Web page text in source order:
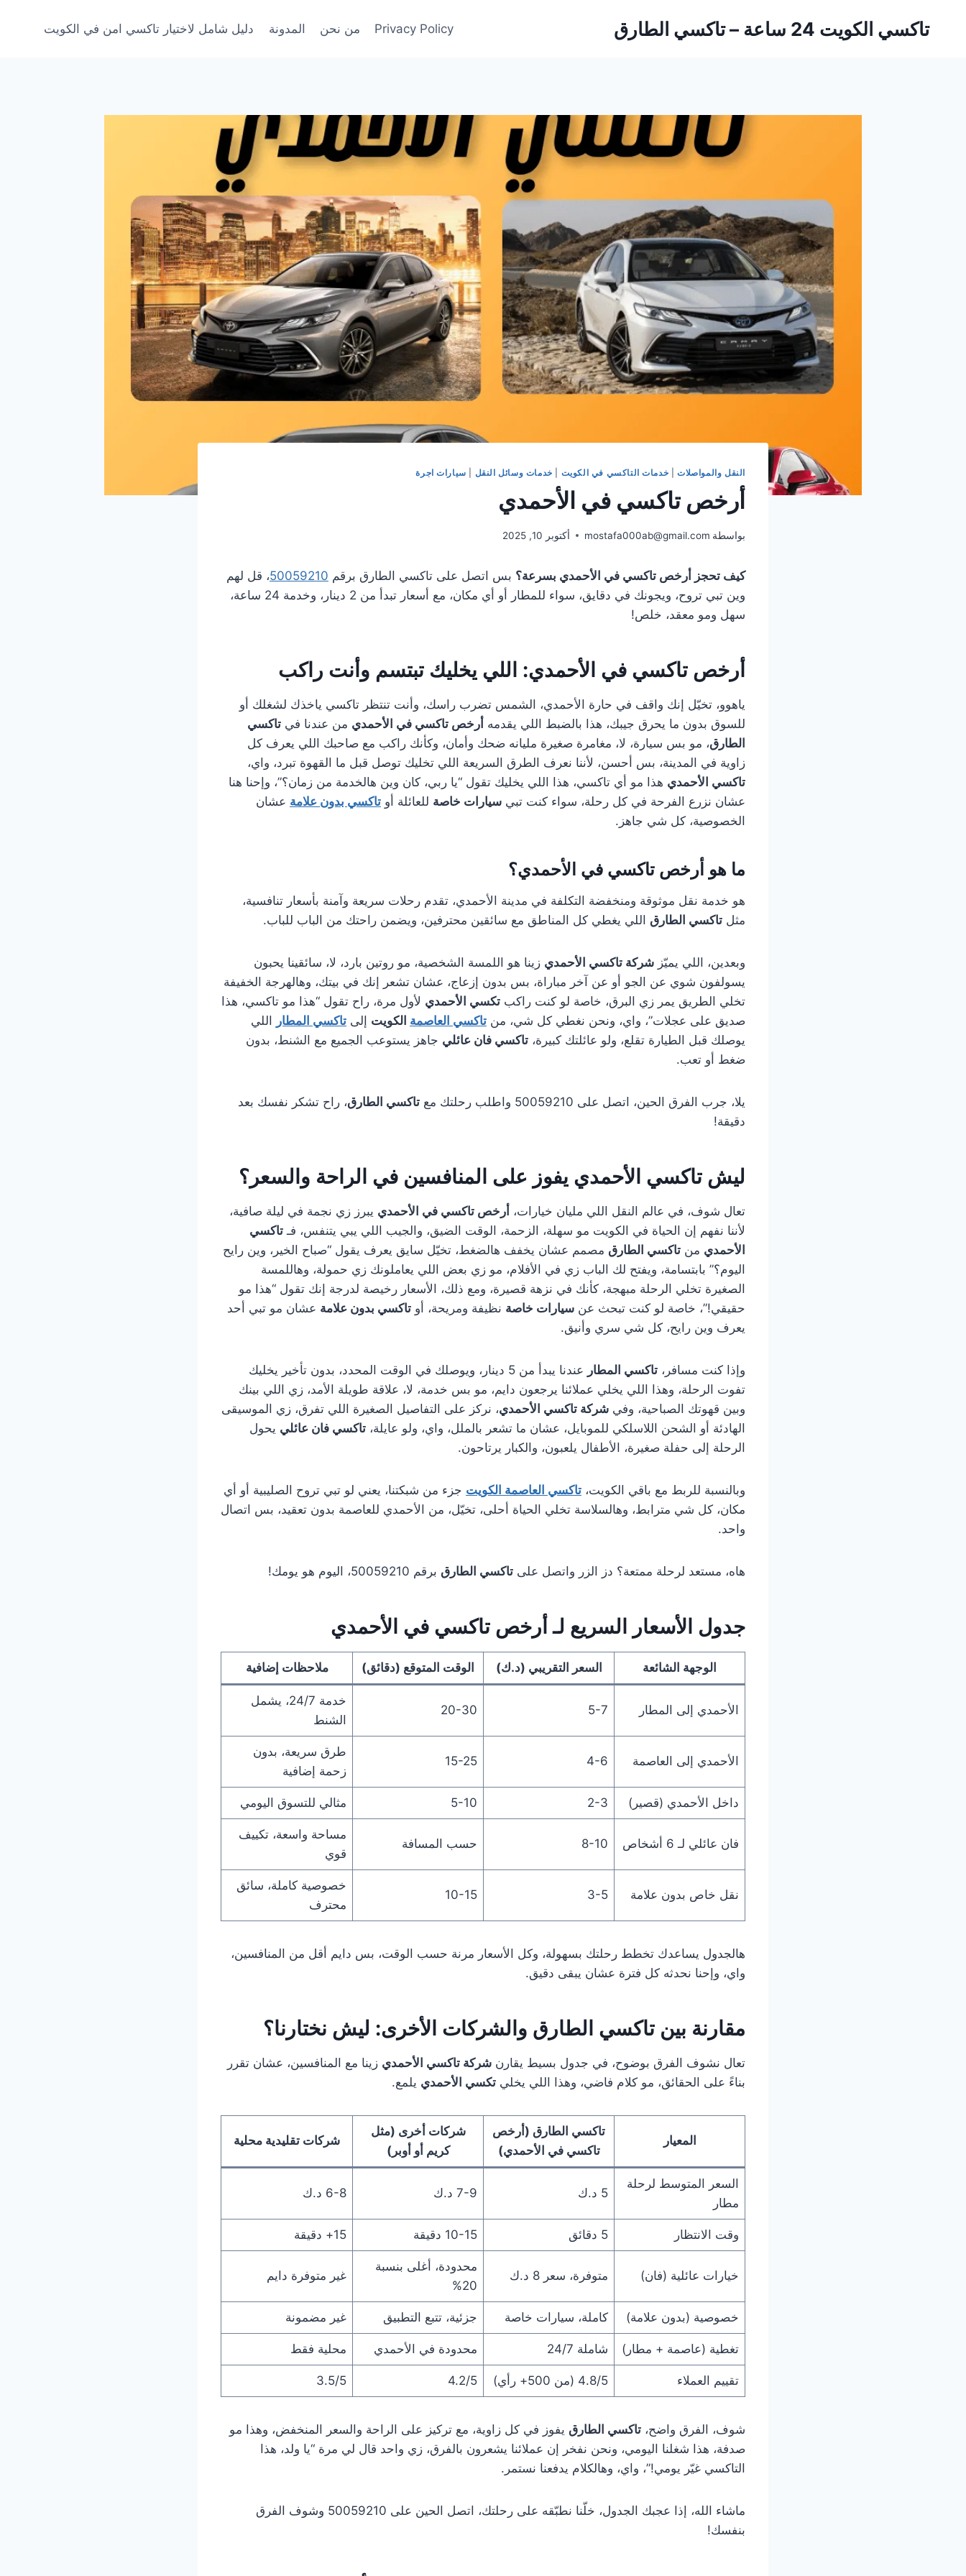
تاكسي الكويت 24 ساعة – تاكسي الطارق Privacy Policy من نحن المدونة دليل شامل لاختيار تاكسي امن في الكويت
النقل والمواصلات| خدمات التاكسي في الكويت خدمات وسائل النقل سيارات اجرة
أرخص تاكسي في الأحمدي
بواسطة mostafa000ab@gmail.com أكتوبر 10, 2025
كيف تحجز أرخص تاكسي في الأحمدي بسرعة؟ بس اتصل على تاكسي الطارق برقم 50059210، قل لهم
وين تبي تروح، ويجونك في دقايق، سواء للمطار أو أي مكان، مع أسعار تبدأ من 2 دينار، وخدمة 24 ساعة،
سهل ومو معقد، خلص!
أرخص تاكسي في الأحمدي: اللي يخليك تبتسم وأنت راكب
ياهوو، تخيّل إنك واقف في حارة الأحمدي، الشمس تضرب راسك، وأنت تنتظر تاكسي ياخذك لشغلك أو
للسوق بدون ما يحرق جيبك، هذا بالضبط اللي يقدمه أرخص تاكسي في الأحمدي من عندنا في تاكسي
الطارق، مو بس سيارة، لا، مغامرة صغيرة مليانه ضحك وأمان، وكأنك راكب مع صاحبك اللي يعرف كل
زاوية في المدينة، بس أحسن، لأننا نعرف الطرق السريعة اللي تخليك توصل قبل ما القهوة تبرد، واي،
تاكسي الأحمدي هذا مو أي تاكسي، هذا اللي يخليك تقول “يا ربي، كان وين هالخدمة من زمان؟”، وإحنا هنا
عشان نزرع الفرحة في كل رحلة، سواء كنت تبي سيارات خاصة للعائلة أو تاكسي بدون علامة عشان
الخصوصية، كل شي جاهز.
ما هو أرخص تاكسي في الأحمدي؟
هو خدمة نقل موثوقة ومنخفضة التكلفة في مدينة الأحمدي، تقدم رحلات سريعة وآمنة بأسعار تنافسية،
مثل تاكسي الطارق اللي يغطي كل المناطق مع سائقين محترفين، ويضمن راحتك من الباب للباب.
وبعدين، اللي يميّز شركة تاكسي الأحمدي زينا هو اللمسة الشخصية، مو روتين بارد، لا، سائقينا يحبون
يسولفون شوي عن الجو أو عن آخر مباراة، بس بدون إزعاج، عشان تشعر إنك في بيتك، وهالهرجة الخفيفة
تخلي الطريق يمر زي البرق، خاصة لو كنت راكب تكسي الأحمدي لأول مرة، راح تقول “هذا مو تاكسي، هذا
صديق على عجلات”، واي، ونحن نغطي كل شي، من تاكسي العاصمة الكويت إلى تاكسي المطار اللي
يوصلك قبل الطيارة تقلع، ولو عائلتك كبيرة، تاكسي فان عائلي جاهز يستوعب الجميع مع الشنط، بدون
ضغط أو تعب.
يلا، جرب الفرق الحين، اتصل على 50059210 واطلب رحلتك مع تاكسي الطارق، راح تشكر نفسك بعد
دقيقة!
ليش تاكسي الأحمدي يفوز على المنافسين في الراحة والسعر؟
تعال شوف، في عالم النقل اللي مليان خيارات، أرخص تاكسي في الأحمدي يبرز زي نجمة في ليلة صافية،
لأننا نفهم إن الحياة في الكويت مو سهلة، الزحمة، الوقت الضيق، والجيب اللي يبي يتنفس، فـ تاكسي
الأحمدي من تاكسي الطارق مصمم عشان يخفف هالضغط، تخيّل سايق يعرف يقول “صباح الخير، وين رايح
اليوم؟” بابتسامة، ويفتح لك الباب زي في الأفلام، مو زي بعض اللي يعاملونك زي حمولة، وهاللمسة
الصغيرة تخلي الرحلة مبهجة، كأنك في نزهة قصيرة، ومع ذلك، الأسعار رخيصة لدرجة إنك تقول “هذا مو
حقيقي!”، خاصة لو كنت تبحث عن سيارات خاصة نظيفة ومريحة، أو تاكسي بدون علامة عشان مو تبي أحد
يعرف وين رايح، كل شي سري وأنيق.
وإذا كنت مسافر، تاكسي المطار
عندنا يبدأ من 5 دينار، ويوصلك في الوقت المحدد، بدون تأخير يخليك
تفوت الرحلة، وهذا اللي يخلي عملائنا يرجعون دايم، مو بس خدمة، لا، علاقة طويلة الأمد، زي اللي بينك
وبين قهوتك الصباحية، وفي شركة تاكسي الأحمدي، نركز على التفاصيل الصغيرة اللي تفرق، زي الموسيقى
الهادئة أو الشحن اللاسلكي للموبايل، عشان ما تشعر بالملل، واي، ولو عايلة، تاكسي فان عائلي يحول
الرحلة إلى حفلة صغيرة، الأطفال يلعبون، والكبار يرتاحون.
وبالنسبة للربط مع باقي الكويت، تاكسي العاصمة الكويت جزء من شبكتنا، يعني لو تبي تروح الصليبية أو أي
مكان، كل شي مترابط، وهالسلاسة تخلي الحياة أحلى، تخيّل، من الأحمدي للعاصمة بدون تعقيد، بس اتصال
واحد.
هاه، مستعد لرحلة ممتعة؟ دز الزر واتصل على تاكسي الطارق برقم 50059210، اليوم هو يومك!
جدول الأسعار السريع لـأرخص تاكسي في الأحمدي
الوجهة الشائعة السعر التقريبي (د.ك) الوقت المتوقع (دقائق) ملاحظات إضافية
الأحمدي إلى المطار 5-7
20-30
خدمة 24/7، يشمل
الشنط
الأحمدي إلى العاصمة 4-6
15-25
طرق سريعة، بدون
زحمة إضافية
داخل الأحمدي (قصير) 2-3
5-10 مثالي للتسوق اليومي
فان عائلي لـ 6 أشخاص 8-10 حسب المسافة
مساحة واسعة، تكييف
قوي
نقل خاص بدون علامة 3-5
10-15
خصوصية كاملة، سائق
محترف
هالجدول يساعدك تخطط رحلتك بسهولة، وكل الأسعار مرنة حسب الوقت، بس دايم أقل من المنافسين،
واي، وإحنا نحدثه كل فترة عشان يبقى دقيق.
مقارنة بين تاكسي الطارق والشركات الأخرى: ليش نختارنا؟
تعال نشوف الفرق بوضوح، في جدول بسيط يقارن شركة تاكسي الأحمدي زينا مع المنافسين، عشان تقرر
بناءً على الحقائق، مو كلام فاضي، وهذا اللي يخلي تكسي الأحمدي يلمع.
المعيار
تاكسي الطارق (أرخص
تاكسي في الأحمدي)
شركات أخرى (مثل
كريم أو أوبر)
شركات تقليدية محلية
السعر المتوسط لرحلة
مطار
5 د.ك 7-9 د.ك 6-8 د.ك
وقت الانتظار 5 دقائق 10-15 دقيقة 15+ دقيقة
خيارات عائلية (فان) متوفرة، سعر 8 د.ك
محدودة، أغلى بنسبة
20%
غير متوفرة دايم
خصوصية (بدون علامة) كاملة، سيارات خاصة جزئية، تتبع التطبيق غير مضمونة
تغطية (عاصمة + مطار) شاملة 24/7 محدودة في الأحمدي محلية فقط
تقييم العملاء 4.8/5 (من 500+ رأي) 4.2/5
3.5/5
شوف، الفرق واضح، تاكسي الطارق يفوز في كل زاوية، مع تركيز على الراحة والسعر المنخفض، وهذا مو
صدفة، هذا شغلنا اليومي، ونحن نفخر إن عملائنا يشعرون بالفرق، زي واحد قال لي مرة “يا ولد، هذا
التاكسي غيّر يومي!”، واي، وهالكلام يدفعنا نستمر.
ماشاء الله، إذا عجبك الجدول، خلّنا نطبّقه على رحلتك، اتصل الحين على 50059210 وشوف الفرق
بنفسك!